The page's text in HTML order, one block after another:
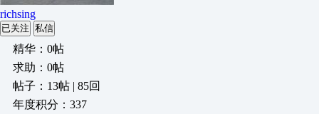
richsing
已关注 私信
精华：0帖
求助：0帖
帖子：13帖 | 85回
年度积分：337